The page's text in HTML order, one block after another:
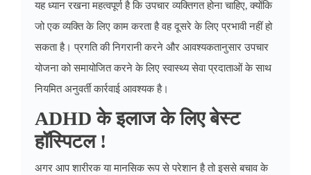
यह ध्यान रखना महत्वपूर्ण है कि उपचार व्यक्तिगत होना चाहिए, क्योंकि
जो एक व्यक्ति के लिए काम करता है वह दूसरे के लिए प्रभावी नहीं हो
सकता है। प्रगति की निगरानी करने और आवश्यकतानुसार उपचार
योजना को समायोजित करने के लिए स्वास्थ्य सेवा प्रदाताओं के साथ
नियमित अनुवर्ती कार्रवाई आवश्यक है।
ADHD के इलाज के लिए बेस्ट
हॉस्पिटल !
अगर आप शारीरक या मानसिक रूप से परेशान है तो इससे बचाव के